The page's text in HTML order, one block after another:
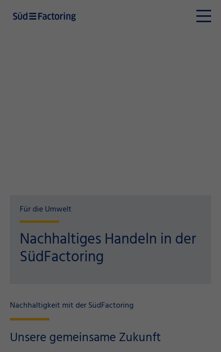
Für die Umwelt
Nachhaltiges Handeln in der
SüdFactoring
Nachhaltigkeit mit der SüdFactoring
Unsere gemeinsame Zukunft